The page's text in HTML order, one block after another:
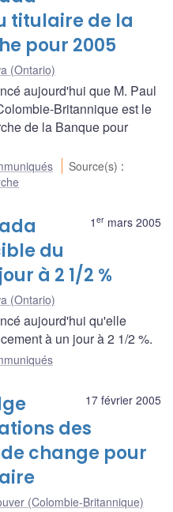
titulaire de la
pour 2005
(Ontario)
aujourd'hui que M. Paul
Britannique est le
de la Banque pour
Source(s) :
1 er mars 2005
du
à 2 1/2 %
(Ontario)
aujourd'hui qu'elle
à un jour à 2 1/2 %.
17 février 2005
des
change pour
(Colombie-Britannique)